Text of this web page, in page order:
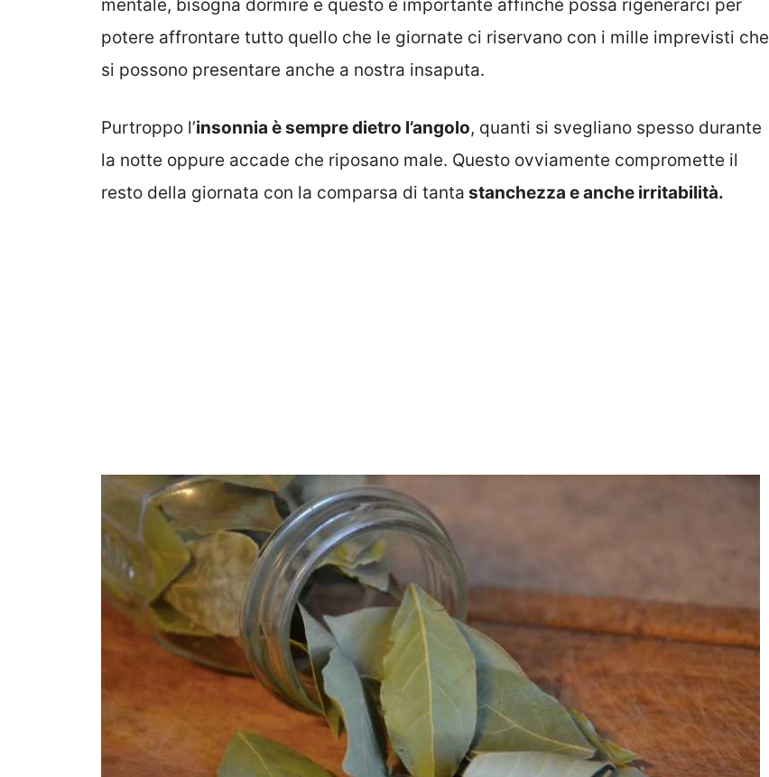
mentale, bisogna dormire e questo è importante affinché possa rigenerarci per
potere affrontare tutto quello che le giornate ci riservano con i mille imprevisti che
si possono presentare anche a nostra insaputa.
Purtroppo l’insonnia è sempre dietro l’angolo, quanti si svegliano spesso durante
la notte oppure accade che riposano male. Questo ovviamente compromette il
resto della giornata con la comparsa di tanta stanchezza e anche irritabilità.